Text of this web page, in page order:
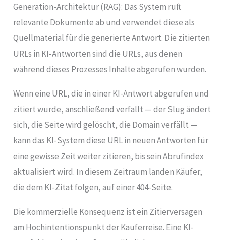
Generation-Architektur (RAG): Das System ruft
relevante Dokumente ab und verwendet diese als
Quellmaterial für die generierte Antwort. Die zitierten
URLs in KI-Antworten sind die URLs, aus denen
während dieses Prozesses Inhalte abgerufen wurden.
Wenn eine URL, die in einer KI-Antwort abgerufen und
zitiert wurde, anschließend verfällt — der Slug ändert
sich, die Seite wird gelöscht, die Domain verfällt —
kann das KI-System diese URL in neuen Antworten für
eine gewisse Zeit weiter zitieren, bis sein Abrufindex
aktualisiert wird. In diesem Zeitraum landen Käufer,
die dem KI-Zitat folgen, auf einer 404-Seite.
Die kommerzielle Konsequenz ist ein Zitierversagen
am Hochintentionspunkt der Käuferreise. Eine KI-